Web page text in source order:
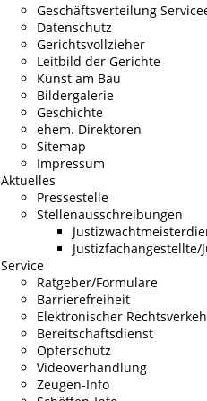
Geschäftsverteilung
Datenschutz
Gerichtsvollzieher
Leitbild der Gerichte
Kunst am Bau
Bildergalerie
Geschichte
ehem. Direktoren
Sitemap
Impressum
Aktuelles
Pressestelle
Stellenausschreibungen
Service
Ratgeber/Formulare
Barrierefreiheit
Elektronischer
Bereitschaftsdienst
Opferschutz
Videoverhandlung
Zeugen-Info